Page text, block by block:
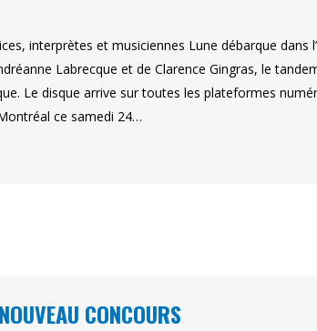
interprètes et musiciennes Lune débarque dans
Labrecque et de Clarence Gingras, le
Le disque arrive sur toutes les plateformes
ce samedi 24…
CONCOURS